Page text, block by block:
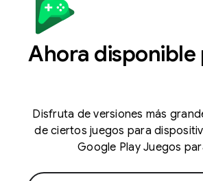
Ahora disponible
Disfruta de versiones más
de ciertos juegos para
Google Play Juegos